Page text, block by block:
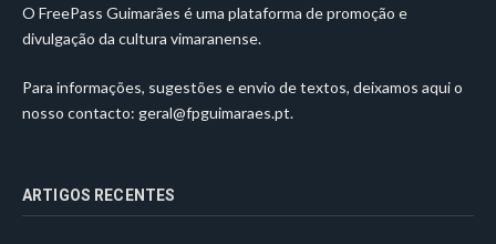
O FreePass Guimarães é uma plataforma de promoção e
divulgação da cultura vimaranense.
Para informações, sugestões e envio de textos, deixamos aqui o
nosso contacto: geral@fpguimaraes.pt.
ARTIGOS RECENTES